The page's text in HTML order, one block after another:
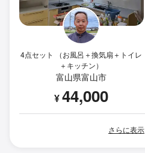
4点セット （お風呂＋換気扇＋トイレ
＋キッチン）
富山県富山市
¥44,000
さらに表示